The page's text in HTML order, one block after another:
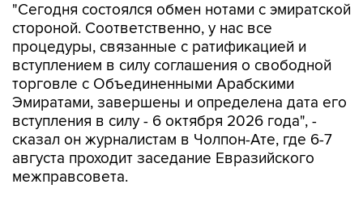
"Сегодня состоялся обмен нотами с эмиратской
стороной. Соответственно, у нас все
процедуры, связанные с ратификацией и
вступлением в силу соглашения о свободной
торговле с Объединенными Арабскими
Эмиратами, завершены и определена дата его
вступления в силу - 6 октября 2026 года", -
сказал он журналистам в Чолпон-Ате, где 6-7
августа проходит заседание Евразийского
межправсовета.